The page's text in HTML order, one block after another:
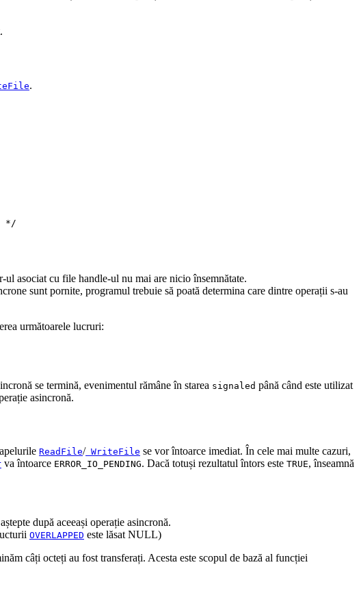
.
*/
asociat cu file handle-ul nu mai are nicio însemnătate.
sunt pornite, programul trebuie să poată determina care dintre operații s-au
următoarele lucruri:
se termină, evenimentul rămâne în starea signaled până când este utilizat
asincronă.
apelurile ReadFile/ WriteFile se vor întoarce imediat. În cele mai multe cazuri,
va întoarce ERROR_IO_PENDING. Dacă totuși rezultatul întors este TRUE, înseamnă
după aceeași operație asincronă.
OVERLAPPED este lăsat NULL)
câți octeți au fost transferați. Acesta este scopul de bază al funcției